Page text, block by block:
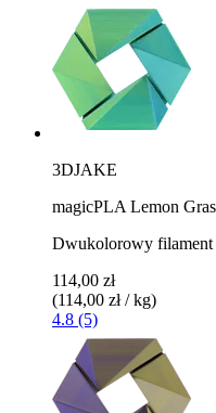
3DJAKE
magicPLA Lemon Gras
Dwukolorowy
114,00 zł
(114,00 zł / kg)
4.8 (5)